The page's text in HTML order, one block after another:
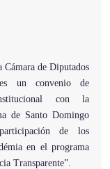
Cámara de Diputados
un convenio de
con la
de Santo Domingo
de los
en el programa
Transparente”.